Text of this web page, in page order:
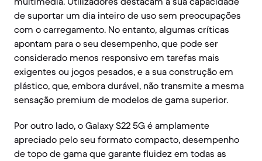
de suportar um dia inteiro de uso sem preocupações
com o carregamento. No entanto, algumas críticas
apontam para o seu desempenho, que pode ser
considerado menos responsivo em tarefas mais
exigentes ou jogos pesados, e a sua construção em
plástico, que, embora durável, não transmite a mesma
sensação premium de modelos de gama superior.
Por outro lado, o Galaxy S22 5G é amplamente
apreciado pelo seu formato compacto, desempenho
de topo de gama que garante fluidez em todas as